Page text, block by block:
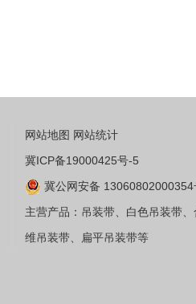
网站地图 网站统计
冀ICP备19000425号-5
冀公网安备 13060802000354
主营产品：吊装带、白色吊装带
维吊装带、扁平吊装带等